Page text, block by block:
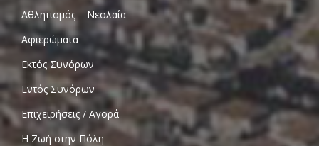
Αθλητισμός – Νεολαία
Αφιερώματα
Εκτός Συνόρων
Εντός Συνόρων
Επιχειρήσεις / Αγορά
Η Ζωή στην Πόλη